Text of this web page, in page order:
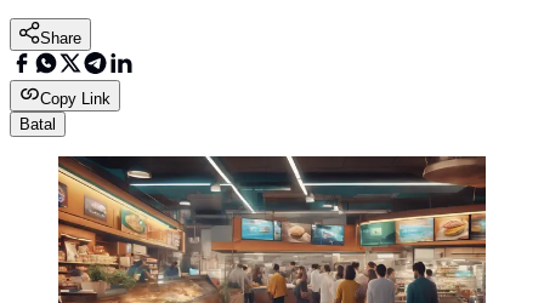
Share
Copy Link
Batal